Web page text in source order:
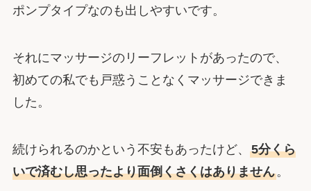
ポンプタイプなのも出しやすいです。
それにマッサージのリーフレットがあったので、
初めての私でも戸惑うことなくマッサージできま
した。
続けられるのかという不安もあったけど、 5分くら
いで済むし思ったより面倒くさくはありません。